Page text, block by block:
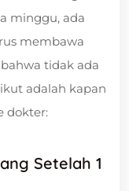
minggu, ada
membawa
tidak ada
adalah kapan
dokter:
Setelah 1